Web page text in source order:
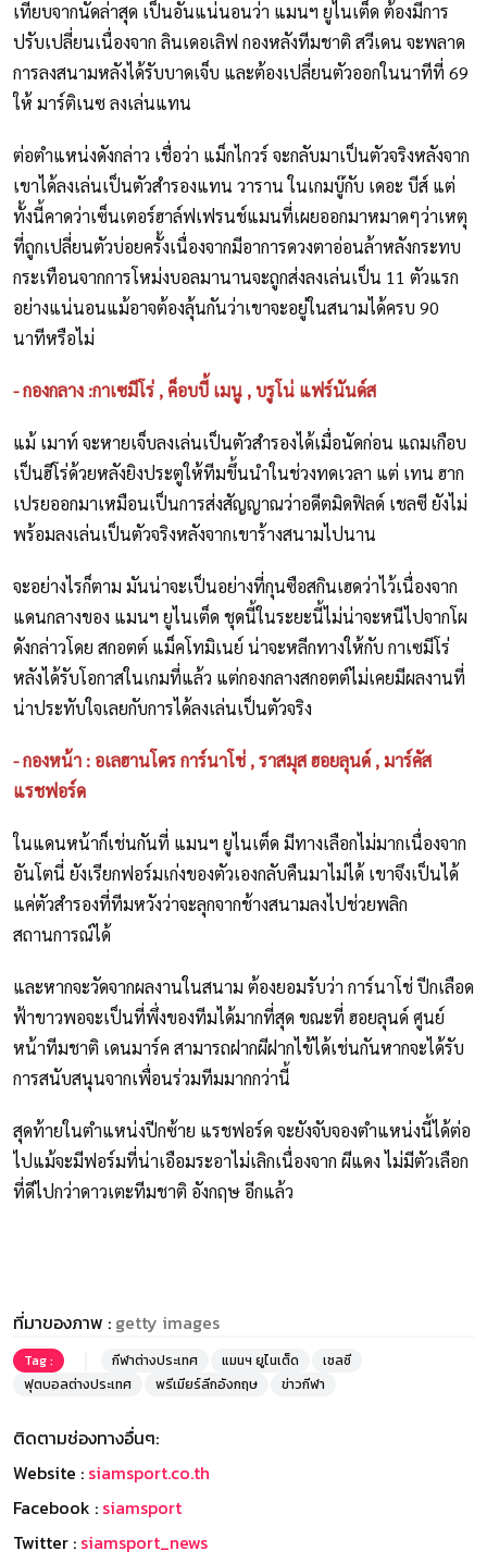
เทียบจากนัดล่าสุด เป็นอันแน่นอนว่า แมนฯ ยูไนเต็ด ต้องมีการ
ปรับเปลี่ยนเนื่องจาก ลินเดอเลิฟ กองหลังทีมชาติ สวีเดน จะพลาด
การลงสนามหลังได้รับบาดเจ็บ และต้องเปลี่ยนตัวออกในนาทีที่ 69
ให้ มาร์ติเนซ ลงเล่นแทน
ต่อตำแหน่งดังกล่าว เชื่อว่า แม็กไกวร์ จะกลับมาเป็นตัวจริงหลังจาก
เขาได้ลงเล่นเป็นตัวสำรองแทน วาราน ในเกมบู๊กับ เดอะ บีส์ แต่
ทั้งนี้คาดว่าเซ็นเตอร์ฮาล์ฟเฟรนช์แมนที่เผยออกมาหมาดๆว่าเหตุ
ที่ถูกเปลี่ยนตัวบ่อยครั้งเนื่องจากมีอาการดวงตาอ่อนล้าหลังกระทบ
กระเทือนจากการโหม่งบอลมานานจะถูกส่งลงเล่นเป็น 11 ตัวแรก
อย่างแน่นอนแม้อาจต้องลุ้นกันว่าเขาจะอยู่ในสนามได้ครบ 90
นาทีหรือไม่
- กองกลาง :กาเซมีโร่ , ค็อบบี้ เมนู , บรูโน่ แฟร์นันด์ส
แม้ เมาท์ จะหายเจ็บลงเล่นเป็นตัวสำรองได้เมื่อนัดก่อน แถมเกือบ
เป็นฮีโร่ด้วยหลังยิงประตูให้ทีมขึ้นนำในช่วงทดเวลา แต่ เทน ฮาก
เปรยออกมาเหมือนเป็นการส่งสัญญาณว่าอดีตมิดฟิลด์ เชลซี ยังไม่
พร้อมลงเล่นเป็นตัวจริงหลังจากเขาร้างสนามไปนาน
จะอย่างไรก็ตาม มันน่าจะเป็นอย่างที่กุนซือสกินเฮดว่าไว้เนื่องจาก
แดนกลางของ แมนฯ ยูไนเต็ด ชุดนี้ในระยะนี้ไม่น่าจะหนีไปจากโผ
ดังกล่าวโดย สกอตต์ แม็คโทมิเนย์ น่าจะหลีกทางให้กับ กาเซมีโร่
หลังได้รับโอกาสในเกมที่แล้ว แต่กองกลางสกอตต์ไม่เคยมีผลงานที่
น่าประทับใจเลยกับการได้ลงเล่นเป็นตัวจริง
- กองหน้า : อเลฮานโดร การ์นาโช่ , ราสมุส ฮอยลุนด์ , มาร์คัส
แรชฟอร์ด
ในแดนหน้าก็เช่นกันที่ แมนฯ ยูไนเต็ด มีทางเลือกไม่มากเนื่องจาก
อันโตนี่ ยังเรียกฟอร์มเก่งของตัวเองกลับคืนมาไม่ได้ เขาจึงเป็นได้
แค่ตัวสำรองที่ทีมหวังว่าจะลุกจากช้างสนามลงไปช่วยพลิก
สถานการณ์ได้
และหากจะวัดจากผลงานในสนาม ต้องยอมรับว่า การ์นาโช่ ปีกเลือด
ฟ้าขาวพอจะเป็นที่พึ่งของทีมได้มากที่สุด ขณะที่ ฮอยลุนด์ ศูนย์
หน้าทีมชาติ เดนมาร์ค สามารถฝากผีฝากไข้ได้เช่นกันหากจะได้รับ
การสนับสนุนจากเพื่อนร่วมทีมมากกว่านี้
สุดท้ายในตำแหน่งปีกซ้าย แรชฟอร์ด จะยังจับจองตำแหน่งนี้ได้ต่อ
ไปแม้จะมีฟอร์มที่น่าเอือมระอาไม่เลิกเนื่องจาก ผีแดง ไม่มีตัวเลือก
ที่ดีไปกว่าดาวเตะทีมชาติ อังกฤษ อีกแล้ว
ที่มาของภาพ : getty images
Tag : กีฬาต่างประเทศ แมนฯ ยูไนเต็ด
เชลซี
ฟุตบอลต่างประเทศ
พรีเมียร์ลีกอังกฤษ ข่าวกีฬา
ติดตามช่องทางอื่นๆ:
Website : siamsport.co.th
Facebook : siamsport
Twitter : siamsport_news